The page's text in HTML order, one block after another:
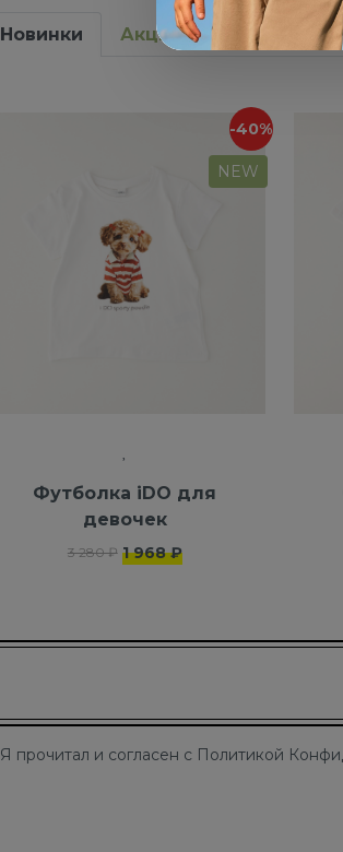
Новинки Акции
-40%
NEW
Футболка iDO для
девочек
3 280 ₽ 1 968 ₽
Я прочитал и согласен с Политикой